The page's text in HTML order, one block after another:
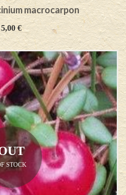
macrocarpon
5,00€
STOCK